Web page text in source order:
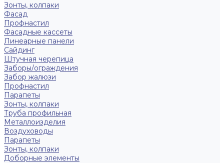
Зонты, колпаки
Фасад
Профнастил
Фасадные кассеты
Линеарные панели
Сайдинг
Штучная черепица
Заборы/ограждения
Забор жалюзи
Профнастил
Парапеты
Зонты, колпаки
Труба профильная
Металлоизделия
Воздуховоды
Парапеты
Зонты, колпаки
Доборные элементы